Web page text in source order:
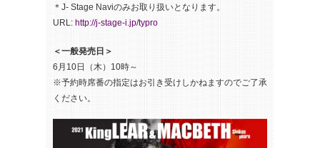
＊J- Stage Naviのみお取り扱いとなります。
URL: http://j-stage-i.jp/typro
＜一般発売日＞
6月10日（木）10時～
※予約時席番の指定はお引き受けしかねますのでご了承
ください。